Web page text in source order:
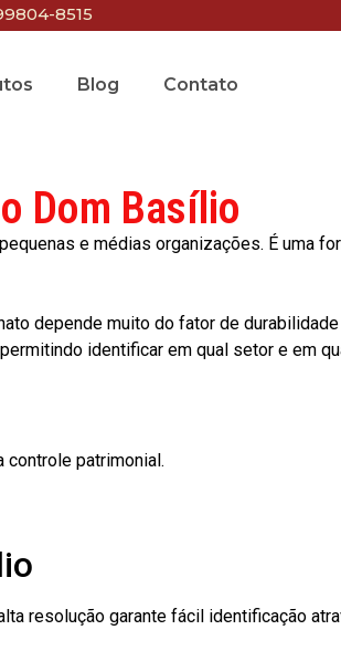
8515
Blog Contato
Dom Basílio
e médias organizações. É uma
depende muito do fator de
identificar em qual setor e em
controle patrimonial.
resolução garante fácil identificação